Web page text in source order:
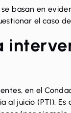
se basan en
el caso
en el
al juicio (PTI).